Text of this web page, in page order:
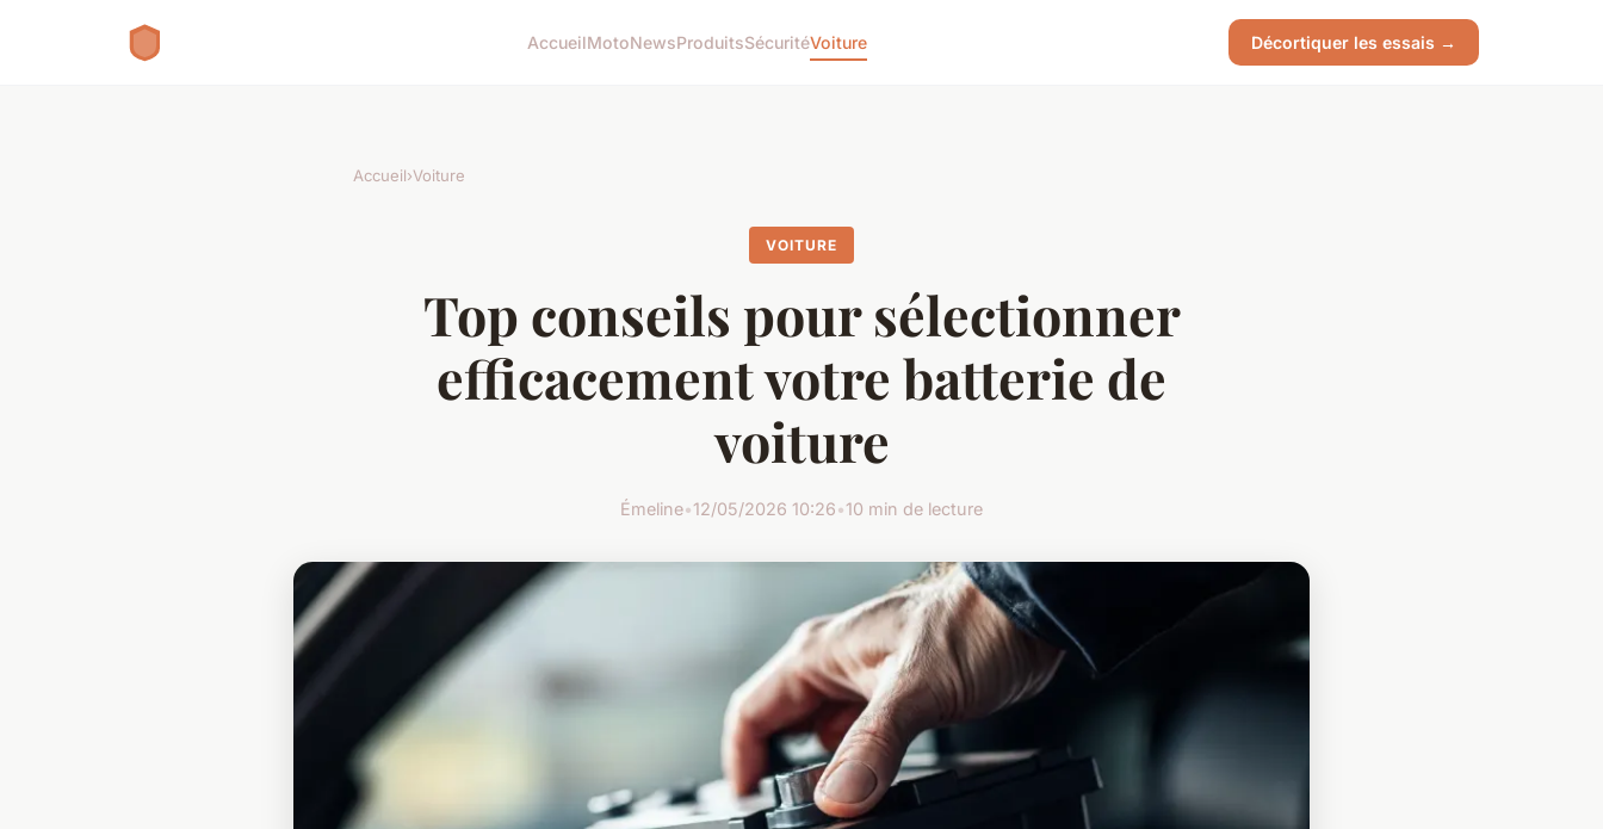
AccueilMotoNewsProduitsSécuritéVoiture Décortiquer les essais →
Accueil›Voiture
VOITURE
Top conseils pour sélectionner
efficacement votre batterie de
voiture
Émeline•12/05/2026 10:26•10 min de lecture